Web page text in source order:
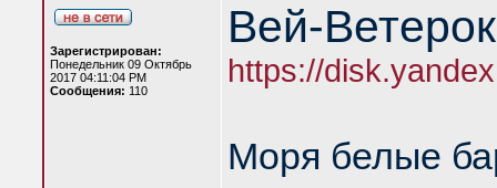
Зарегистрирован:
Понедельник 09 Октябрь
2017 04:11:04 PM
Сообщения: 110
Вей-Ветерок
https://
Моря белые